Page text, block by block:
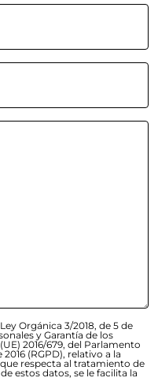
Orgánica 3/2018, de 5 de
y Garantía de los
2016/679, del Parlamento
(RGPD), relativo a la
respecta al tratamiento de
estos datos, se le facilita la